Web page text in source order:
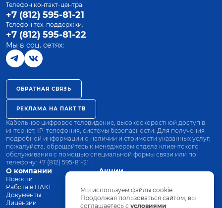
О компании
Новости
Работа в ПАКТ
Документы
Лицензии
Акции
Оплата
Оборудование
Телефон контакт-центра:
+7 (812) 595-81-21
Телефон тех. поддержки:
+7 (812) 595-81-22
Мы в соц. сетях:
ОБРАТНАЯ СВЯЗЬ
РЕКЛАМА НА ПАКТ ТВ
Кабельное цифровое телевидение, высокоскоростной доступ в
интернет, IP-телефония, системы безопасности. Для получения
подробной информации о наличии и стоимости указанных услуг,
пожалуйста, обращайтесь к менеджерам отдела клиентского
обслуживания с помощью специальной формы связи или по
телефону: +7 (812) 595-81-21
Мы используем файлы cookie.
Продолжая пользоваться сайтом, вы
соглашаетесь с условиями